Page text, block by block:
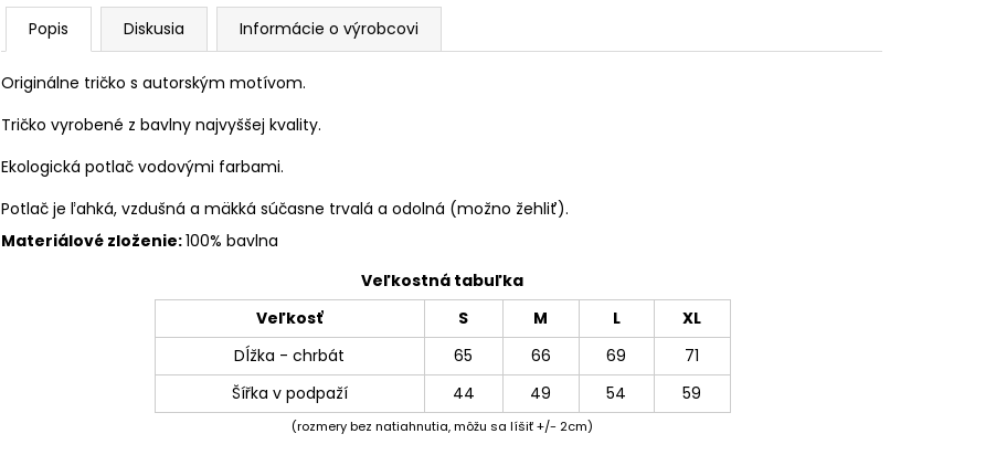
Popis Diskusia Informácie o výrobcovi
Originálne tričko s autorským motívom.
Tričko vyrobené z bavlny najvyššej kvality.
Ekologická potlač vodovými farbami.
Potlač je ľahká, vzdušná a mäkká súčasne trvalá a odolná (možno žehliť).
Materiálové zloženie:100% bavlna
Veľkostná tabuľka
Veľkosť
S M L
XL
Dĺžka - chrbát
65 66 69
71
Šířka v podpaží
44 49 54 59
(rozmery bez natiahnutia, môžu sa líšiť +/- 2cm)